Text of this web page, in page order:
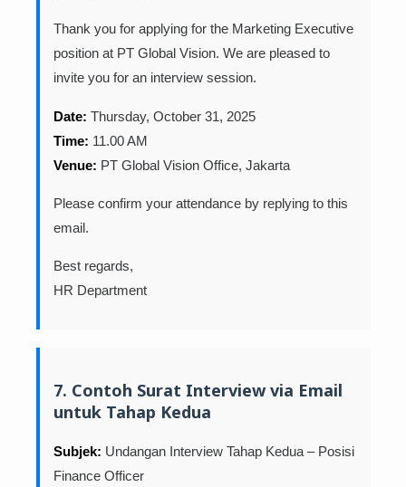
Thank you for applying for the Marketing Executive
position at PT Global Vision. We are pleased to
invite you for an interview session.
Date: Thursday, October 31, 2025
Time: 11.00 AM
Venue: PT Global Vision Office, Jakarta
Please confirm your attendance by replying to this
email.
Best regards,
HR Department
7. Contoh Surat Interview via Email
untuk Tahap Kedua
Subjek: Undangan Interview Tahap Kedua – Posisi
Finance Officer